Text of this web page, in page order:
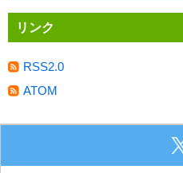
リンク
RSS2.0
ATOM